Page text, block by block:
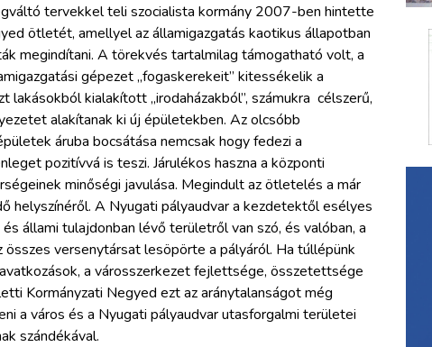
tervekkel teli szocialista kormány 2007-ben hintette
ötletét, amellyel az államigazgatás kaotikus állapotban
megindítani. A törekvés tartalmilag támogatható volt, a
gépezet „fogaskerekeit” kitessékelik a
kialakított „irodaházakból”, számukra célszerű,
alakítanak ki új épületekben. Az olcsóbb
áruba bocsátása nemcsak hogy fedezi a
pozitívvá is teszi. Járulékos haszna a központi
minőségi javulása. Megindult az ötletelés a már
helyszínéről. A Nyugati pályaudvar a kezdetektől esélyes
állami tulajdonban lévő területről van szó, és valóban, a
versenytársat lesöpörte a pályáról. Ha túllépünk
a városszerkezet fejlettsége, összetettsége
Kormányzati Negyed ezt az aránytalanságot még
a város és a Nyugati pályaudvar utasforgalmi területei
szándékával.